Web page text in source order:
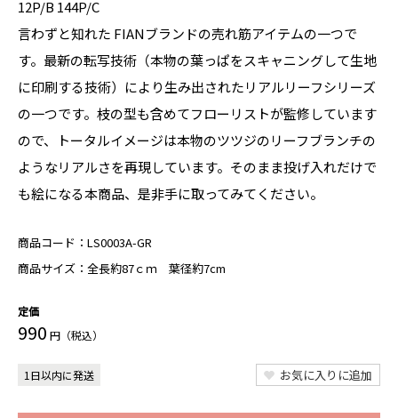
12P/B 144P/C
言わずと知れた FIANブランドの売れ筋アイテムの一つで
す。最新の転写技術（本物の葉っぱをスキャニングして生地
に印刷する技術）により生み出されたリアルリーフシリーズ
の一つです。枝の型も含めてフローリストが監修しています
ので、トータルイメージは本物のツツジのリーフブランチの
ようなリアルさを再現しています。そのまま投げ入れだけで
も絵になる本商品、是非手に取ってみてください。
商品コード： LS0003A-GR
商品サイズ： 全長約87ｃｍ 葉径約7cm
定価
990 円（税込）
1日以内に発送 お気に入りに追加